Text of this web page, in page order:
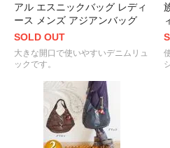
アル エスニックバッグ レディ
ース メンズ アジアンバッグ
SOLD OUT
大きな開口で使いやすいデニムリュ
ックです。